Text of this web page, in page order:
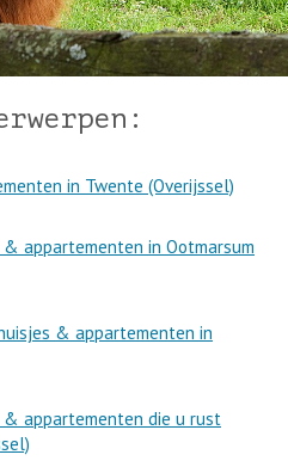
in Twente (Overijssel)
appartementen in Ootmarsum
& appartementen in
& appartementen die u rust